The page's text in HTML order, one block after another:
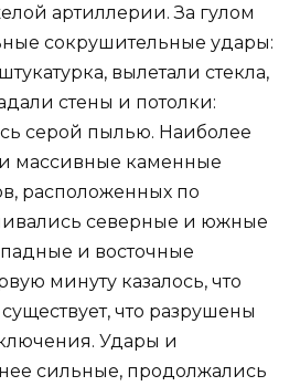
артиллерии. За гулом
сокрушительные удары:
вылетали стекла,
стены и потолки:
серой пылью. Наиболее
массивные каменные
расположенных по
северные и южные
и восточные
минуту казалось, что
что разрушены
Удары и
сильные, продолжались